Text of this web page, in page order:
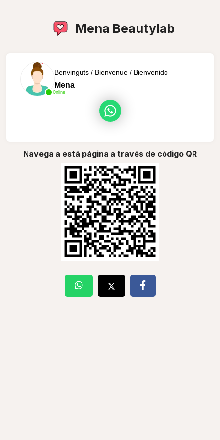
Mena Beautylab
Online
Benvinguts / Bienvenue / Bienvenido
Mena
Navega a está página a través de código QR